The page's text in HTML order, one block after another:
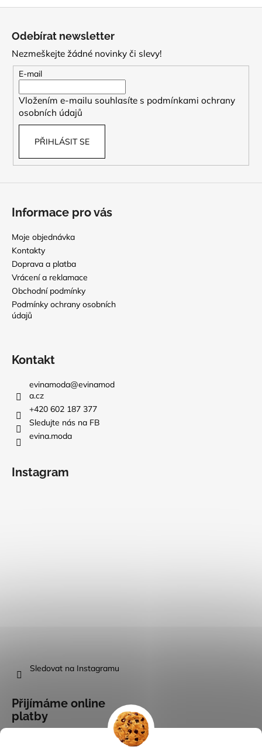
Odebírat newsletter
Nezmeškejte žádné novinky či slevy!
E-mail
Vložením e-mailu souhlasíte s podmínkami ochrany
osobních údajů
PŘIHLÁSIT SE
Informace pro vás
Moje objednávka
Kontakty
Doprava a platba
Vrácení a reklamace
Obchodní podmínky
Podmínky ochrany osobních
údajů
Kontakt
evinamoda@evinamod
a.cz
+420 602 187 377
Sledujte nás na FB
evina.moda
Instagram
Sledovat na Instagramu
Přijímáme online
platby